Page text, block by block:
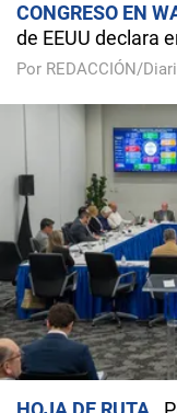
CONGRESO EN
de EEUU declara
Por REDACCIÓN/